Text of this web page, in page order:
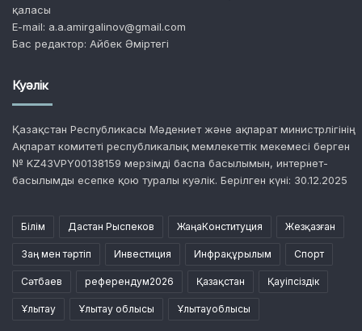
қаласы
E-mail: a.a.amirgalinov@gmail.com
Бас редактор: Айбек Әміртегі
Куәлік
Қазақстан Республикасы Мәдениет және ақпарат министрлігінің
Ақпарат комитеті республикалық мемлекеттік мекемесі берген
№ KZ43VPY00138159 мерзімді баспа басылымын, интернет-
басылымды есепке қою туралы куәлік. Берілген күні: 30.12.2025
Білім Дастан Рыспеков ЖаңаКонституция Жезқазған
Заң мен тәртіп Инвестиция Инфрақұрылым Спорт
Сәтбаев референдум2026 Қазақстан Қауіпсіздік
Ұлытау Ұлытау облысы Ұлытауоблысы